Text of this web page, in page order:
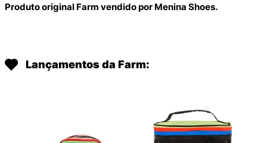
Produto original Farm vendido por Menina Shoes.
Lançamentos da Farm: